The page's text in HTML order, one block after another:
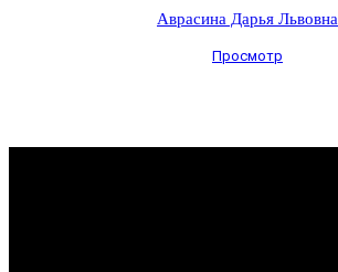
Аврасина Дарья Львовна
Просмотр